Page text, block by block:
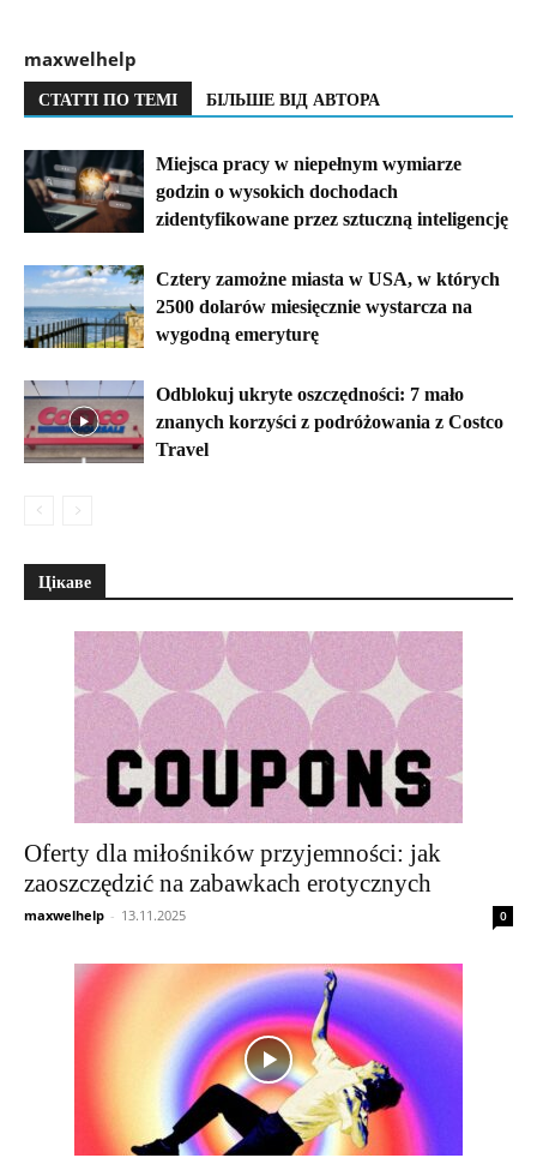
maxwelhelp
СТАТТІ ПО ТЕМІ БІЛЬШЕ ВІД АВТОРА
Miejsca pracy w niepełnym wymiarze
godzin o wysokich dochodach
zidentyfikowane przez sztuczną inteligencję
Cztery zamożne miasta w USA, w których
2500 dolarów miesięcznie wystarcza na
wygodną emeryturę
Odblokuj ukryte oszczędności: 7 mało
znanych korzyści z podróżowania z Costco
Travel
Цікаве
Oferty dla miłośników przyjemności: jak
zaoszczędzić na zabawkach erotycznych
maxwelhelp - 13.11.2025 0